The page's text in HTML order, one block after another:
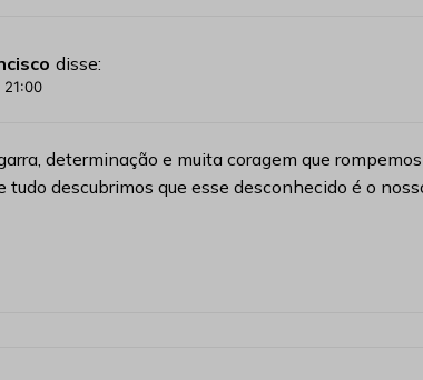
disse:
21:00
determinação e muita coragem que
tudo descubrimos que esse desconhecido é o